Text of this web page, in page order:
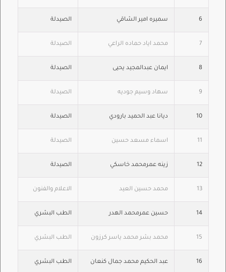
6 سميره امير الشاقي الصيدلة
7 محمد اياد حماده الراعي الصيدلة
8 ايمان عبدالمجيد يحيى الصيدلة
9 سهاد وسيم جوديه الصيدلة
10 ديانا عبد الحميد بارودي الصيدلة
11 اسماء مسعد حسين الصيدلة
12 زينه عمرمحمد خاسكي الصيدلة
13 محمد حسين العيد الاعلام والفنون
14 حسين عمرمحمد الهدر الطب البشري
15 محمد بشر محمد ياسر كرزون الطب البشري
16 عبد الحكيم محمد جمال كنعان الطب البشري